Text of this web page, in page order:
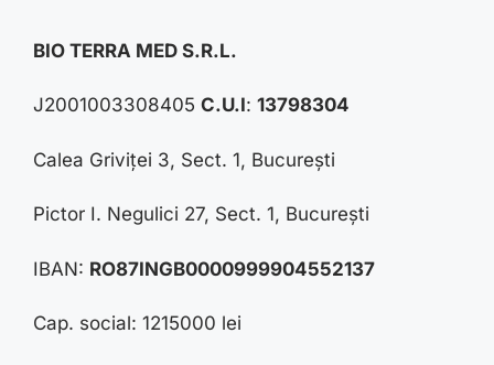
BIO TERRA MED S.R.L.
J2001003308405 C.U.I: 13798304
Calea Griviței 3, Sect. 1, București
Pictor I. Negulici 27, Sect. 1, București
IBAN: RO87INGB0000999904552137
Cap. social: 1215000 lei